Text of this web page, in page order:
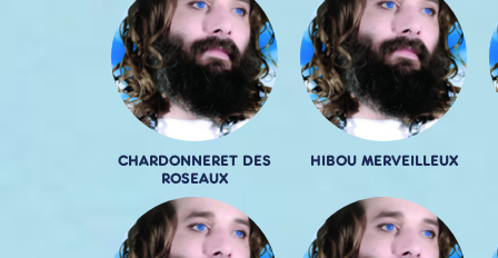
CHARDONNERET DES
ROSEAUX
HIBOU MERVEILLEUX